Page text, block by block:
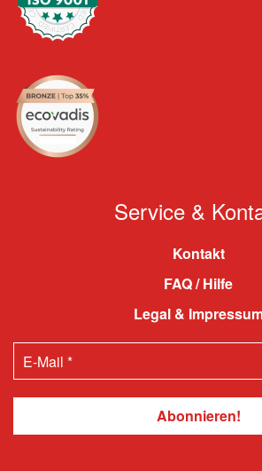
Service &
Kontakt
FAQ / Hilfe
Legal &